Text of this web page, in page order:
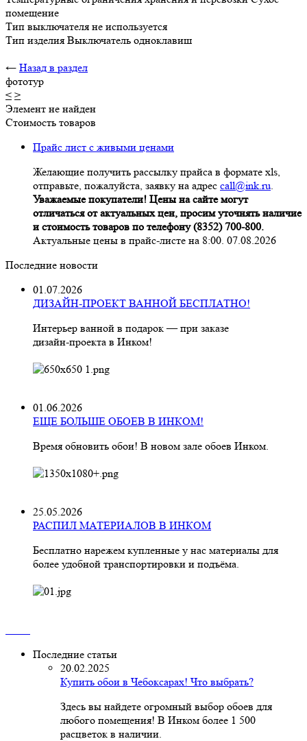
помещение
Тип выключателя не используется
Тип изделия Выключатель одноклавиш
← Назад в раздел
фототур
< >
Элемент не найден
Стоимость товаров
Прайс лист с живыми ценами
Желающие получить рассылку прайса в формате xls,
отправьте, пожалуйста, заявку на адрес call@ink.ru.
Уважаемые покупатели! Цены на сайте могут
отличаться от актуальных цен, просим уточнять наличие
и стоимость товаров по телефону (8352) 700-800.
Актуальные цены в прайс-листе на 8:00. 07.08.2026
Последние новости
01.07.2026
ДИЗАЙН-ПРОЕКТ ВАННОЙ БЕСПЛАТНО!
Интерьер ванной в подарок — при заказе
дизайн‑проекта в Инком!
01.06.2026
ЕЩЕ БОЛЬШЕ ОБОЕВ В ИНКОМ!
Время обновить обои! В новом зале обоев Инком.
25.05.2026
РАСПИЛ МАТЕРИАЛОВ В ИНКОМ
Бесплатно нарежем купленные у нас материалы для
более удобной транспортировки и подъёма.
Последние статьи
20.02.2025
Купить обои в Чебоксарах! Что выбрать?
Здесь вы найдете огромный выбор обоев для
любого помещения! В Инком более 1 500
расцветок в наличии.